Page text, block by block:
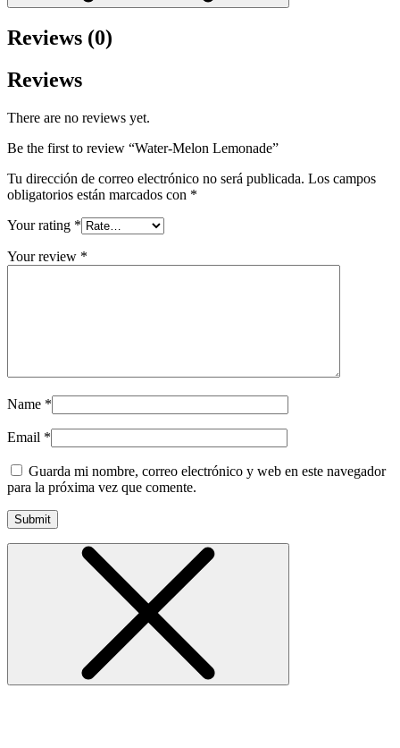
Reviews (0)
Reviews
There are no reviews yet.
Be the first to review “Water-Melon Lemonade”
Tu dirección de correo electrónico no será publicada. Los campos
obligatorios están marcados con *
Your rating *
Your review *
Name *
Email *
Guarda mi nombre, correo electrónico y web en este navegador
para la próxima vez que comente.